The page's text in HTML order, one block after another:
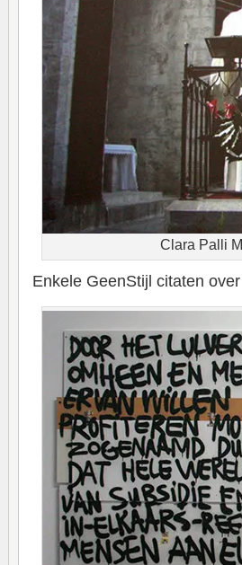
Clara Palli
Enkele GeenStijl citaten